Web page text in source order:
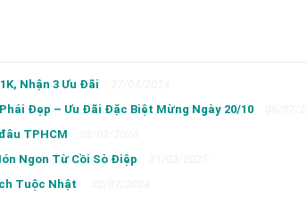
Nhận 3 Ưu Đãi
Đẹp – Ưu Đãi Đặc Biệt Mừng Ngày 20/10
TPHCM
Ngon Từ Cồi Sò Điệp
Tuộc Nhật